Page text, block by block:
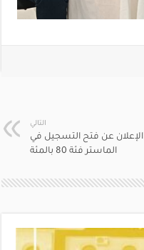
التالي
الإعلان عن فتح التسجيل في
الماستر فئة 80 بالمئة